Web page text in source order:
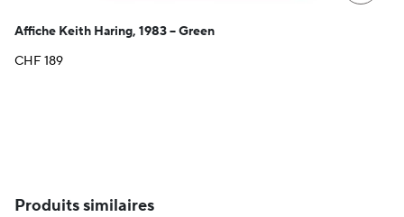
Affiche Keith Haring, 1983 – Green
CHF189
Produits similaires